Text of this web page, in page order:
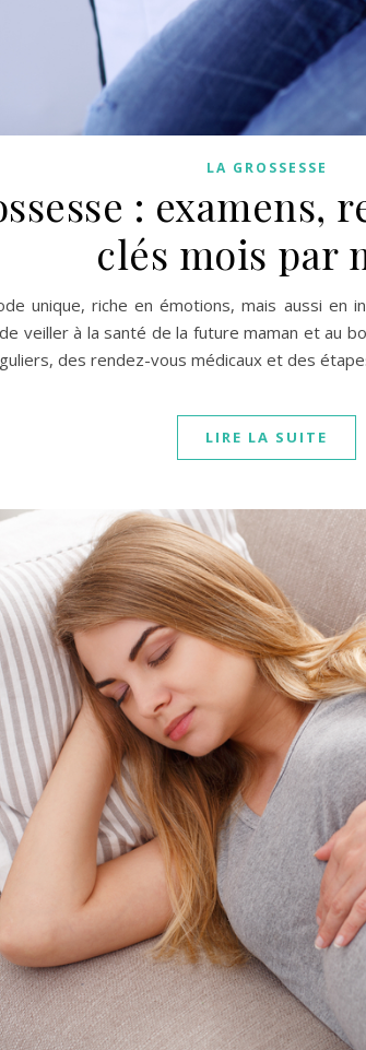
LA GROSSESSE
: examens,
clés mois par
unique, riche en émotions, mais aussi en
veiller à la santé de la future maman et au
des rendez-vous médicaux et des
LIRE LA SUITE